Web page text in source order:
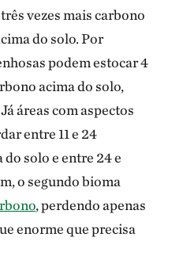
vezes mais carbono
do solo. Por
podem estocar 4
acima do solo,
áreas com aspectos
entre 11 e 24
solo e entre 24 e
o segundo bioma
, perdendo apenas
enorme que precisa